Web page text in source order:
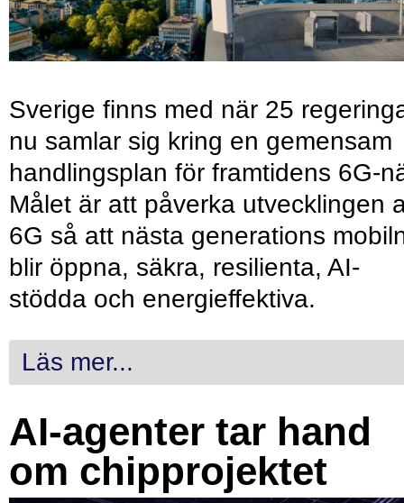
Sverige finns med när 25
nu samlar sig kring en gemensam
handlingsplan för framtidens 6G-
Målet är att påverka utvecklingen
6G så att nästa generations
blir öppna, säkra, resilienta, AI-
stödda och energieffektiva.
Läs mer...
AI-agenter tar hand
om chipprojektet